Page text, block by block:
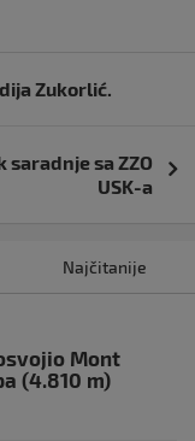
Zukorlić.
sa ZZO
USK-a
Najčitanije
Mont
(4.810 m)